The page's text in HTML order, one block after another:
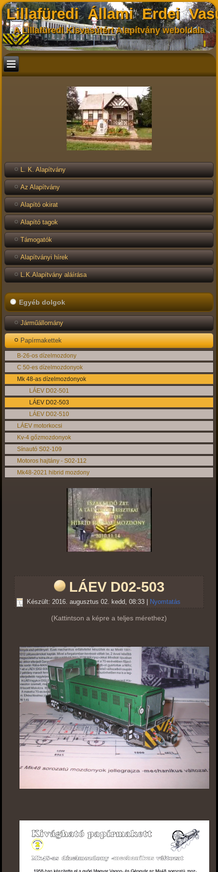
Lillafüredi Állami Erdei
A Lillafüredi Kisvasútért Alapítvány weboldala
L. K. Alapítvány
Az Alapítvány
Alapító okirat
Alapító tagok
Támogatók
Alapítványi hírek
L.K.Alapítvány aláírása
Egyéb dolgok
Járműállomány
Papírmakettek
B-26-os dízelmozdony
C 50-es dízelmozdonyok
Mk 48-as dízelmozdonyok
LÁEV D02-501
LÁEV D02-503
LÁEV D02-510
LÁEV motorkocsi
Kv-4 gőzmozdonyok
Sínautó S02-109
Motoros hajtány - S02-112
Mk48-2021 hibrid mozdony
LÁEV D02-503
Készült: 2016. augusztus 02. kedd, 08:33 Nyomtatás
(Kattintson a képre a teljes mérethez)